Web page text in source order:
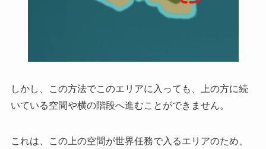
しかし、
この方法でこのエリアに入っても、上の方に続
いている空間や横の階段へ進むことができません。
これは、この上の空間が世界任務で入るエリアのため、